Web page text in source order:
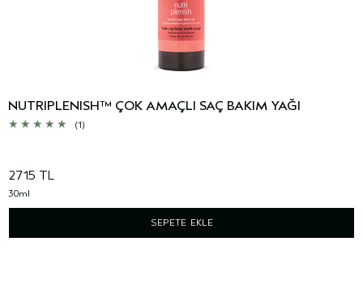
NUTRIPLENISH™ ÇOK AMAÇLI SAÇ BAKIM YAĞI
(1)
2715 TL
30ml
SEPETE EKLE